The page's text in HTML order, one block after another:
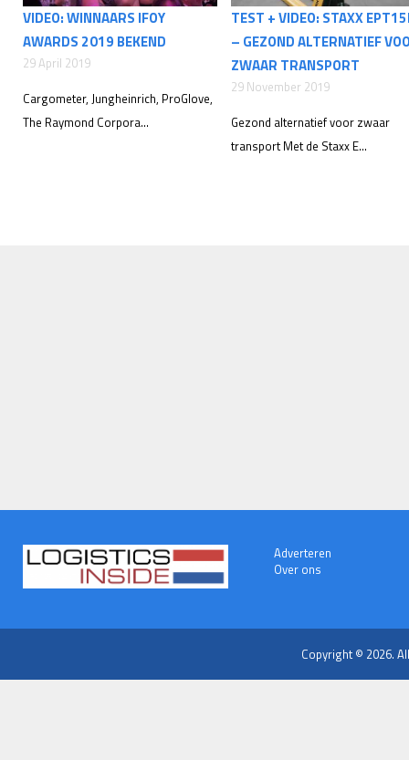
VIDEO: WINNAARS IFOY
AWARDS 2019 BEKEND
29 April 2019
Cargometer, Jungheinrich, ProGlove,
The Raymond Corpora...
TEST + VIDEO: STAXX
– GEZOND ALTERNATIEF
ZWAAR TRANSPORT
29 November 2019
Gezond alternatief voor zwaar
transport Met de Staxx E...
Adverteren
Over ons
Copyright © 2026.